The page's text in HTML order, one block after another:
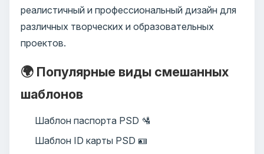
реалистичный и профессиональный дизайн для
различных творческих и образовательных
проектов.
🌍 Популярные виды смешанных
шаблонов
Шаблон паспорта PSD 🛂
Шаблон ID карты PSD 🪪